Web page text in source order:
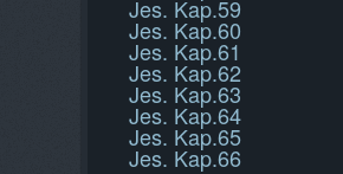
Jes. Kap.59
Jes. Kap.60
Jes. Kap.61
Jes. Kap.62
Jes. Kap.63
Jes. Kap.64
Jes. Kap.65
Jes. Kap.66